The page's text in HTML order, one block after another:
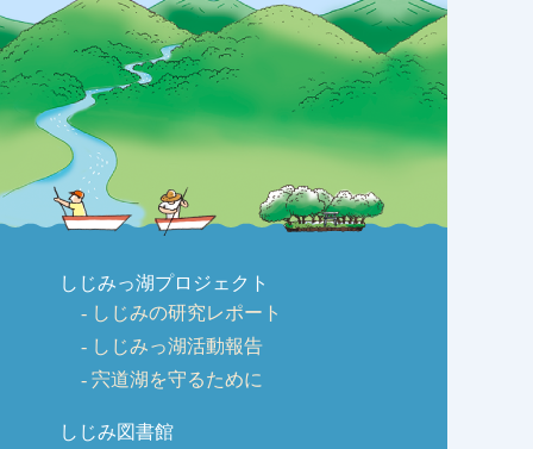
しじみっ湖プロジェクト
しじみの研究レポート
しじみっ湖活動報告
宍道湖を守るために
しじみ図書館